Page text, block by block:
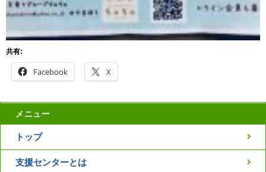
共有:
Facebook X
メニュー
トップ
支援センターとは